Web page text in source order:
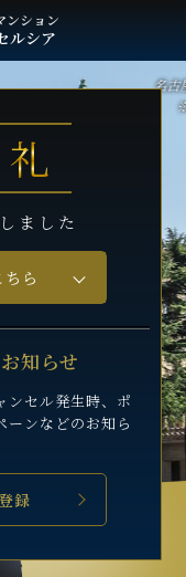
ンション
ルシア
ました
知らせ
セル発生時、 ポ
ーンなどのお知ら
録
ら
名古屋市
※本